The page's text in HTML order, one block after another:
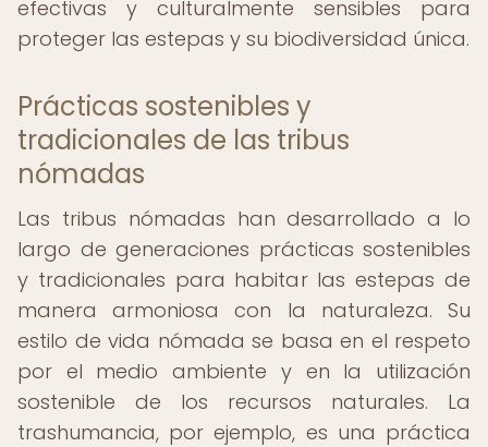
efectivas y culturalmente sensibles para
proteger las estepas y su biodiversidad única.
Prácticas sostenibles y
tradicionales de las tribus
nómadas
Las tribus nómadas han desarrollado a lo
largo de generaciones prácticas sostenibles
y tradicionales para habitar las estepas de
manera armoniosa con la naturaleza. Su
estilo de vida nómada se basa en el respeto
por el medio ambiente y en la utilización
sostenible de los recursos naturales. La
trashumancia, por ejemplo, es una práctica